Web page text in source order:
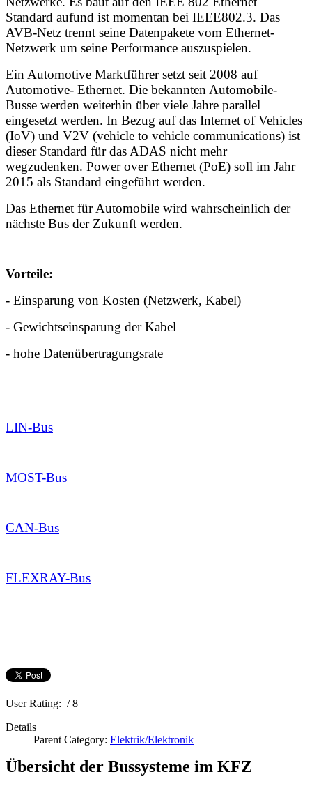
Standard aufund ist momentan bei IEEE802.3. Das
AVB-Netz trennt seine Datenpakete vom Ethernet-
Netzwerk um seine Performance auszuspielen.
Ein Automotive Marktführer setzt seit 2008 auf
Automotive- Ethernet. Die bekannten Automobile-
Busse werden weiterhin über viele Jahre parallel
eingesetzt werden. In Bezug auf das Internet of Vehicles
(IoV) und V2V (vehicle to vehicle communications) ist
dieser Standard für das ADAS nicht mehr
wegzudenken. Power over Ethernet (PoE) soll im Jahr
2015 als Standard eingeführt werden.
Das Ethernet für Automobile wird wahrscheinlich der
nächste Bus der Zukunft werden.
Vorteile:
- Einsparung von Kosten (Netzwerk, Kabel)
- Gewichtseinsparung der Kabel
- hohe Datenübertragungsrate
LIN-Bus
MOST-Bus
CAN-Bus
FLEXRAY-Bus
User Rating: / 8
Details
Parent Category: Elektrik/Elektronik
Übersicht der Bussysteme im KFZ